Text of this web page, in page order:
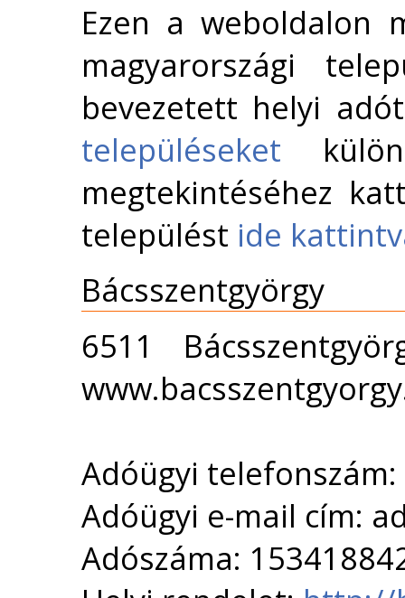
Ezen a weboldalon
magyarországi
bevezetett helyi
településeket
megtekintéséhez
települést ide
Bácsszentgyörgy
6511
Adóügyi
Adóügyi e-mail cím:
Adószáma: